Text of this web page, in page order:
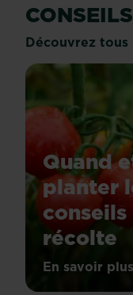
Découvrez tous
Quand
planter
récolte
Star
En savoir plus
sur